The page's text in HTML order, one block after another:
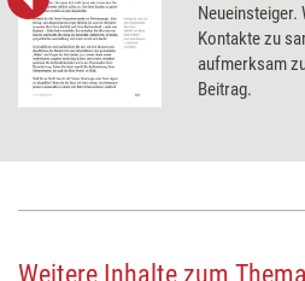
Neueinsteiger.
Kontakte zu
aufmerksam
Beitrag.
Weitere Inhalte zum